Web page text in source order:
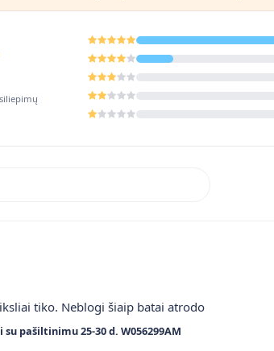
tiko. Neblogi šiaip batai atrodo
su pašiltinimu 25-30 d. W056299AM